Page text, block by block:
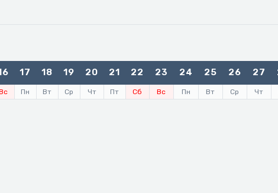
17 18 19 20 21 22 23 24 25 26 27
Пн Вт Ср Чт Пт Сб Вс Пн Вт Ср Чт